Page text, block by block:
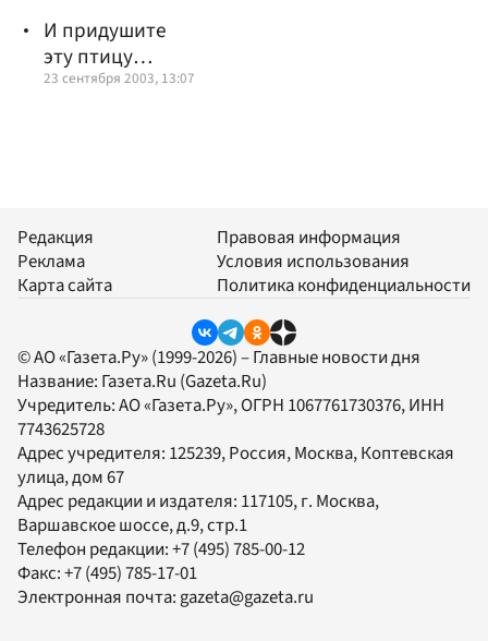
И придушите
эту птицу…
23 сентября 2003, 13:07
Редакция
Реклама
Карта сайта
Правовая информация
Условия использования
Политика конфиденциальности
© АО «Газета.Ру» (1999-2026) – Главные новости дня
Название: Газета.Ru (Gazeta.Ru)
Учредитель:АО «Газета.Ру», ОГРН 1067761730376, ИНН
7743625728
Адрес учредителя: 125239, Россия, Москва, Коптевская
улица, дом 67
Адрес редакции и издателя: 117105, г. Москва,
Варшавское шоссе, д.9, стр.1
Телефон редакции:+7 (495) 785-00-12
Факс:+7 (495) 785-17-01
Электронная почта:gazeta@gazeta.ru